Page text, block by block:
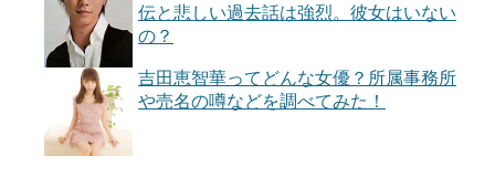
伝と悲しい過去話は強烈。彼女はいない
の？
吉田恵智華ってどんな女優？所属事務所
や売名の噂などを調べてみた！